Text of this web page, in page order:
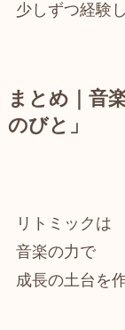
少しずつ経験
まとめ｜音
のびと」
リトミックは
音楽の力で
成長の土台を